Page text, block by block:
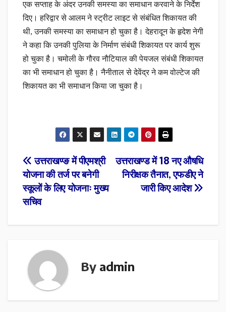
एक सप्ताह के अंदर उनकी समस्या का समाधान करवाने के निर्देश
दिए। हरिद्वार से आलम ने स्ट्रीट लाइट से संबंधित शिकायत की
थी, उनकी समस्या का समाधान हो चुका है। देहरादून के हृदेश नेगी
ने कहा कि उनकी पुलिया के निर्माण संबंधी शिकायत पर कार्य शुरू
हो चुका है। चमोली के गौरव नौटियाल की पेयजल संबंधी शिकायत
का भी समाधान हो चुका है। नैनीताल से देवेंद्र ने कम वोल्टेज की
शिकायत का भी समाधान किया जा चुका है।
Post
navigation
उत्तराखण्ड में 18 नए औषधि
निरीक्षक तैनात, एफडीए ने
जारी किए आदेश
उत्तराखण्ङ में पीएमश्री
योजना की तर्ज पर बनेगी
स्कूलों के लिए योजनाः मुख्य
सचिव
By admin